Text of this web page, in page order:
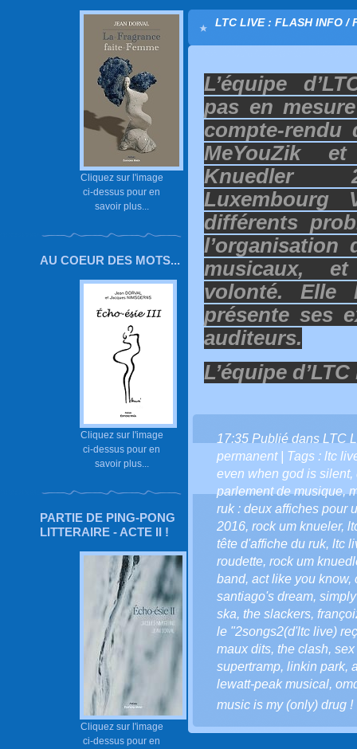
Cliquez sur l'image
ci-dessus pour en
savoir plus...
AU COEUR DES MOTS...
Cliquez sur l'image
ci-dessus pour en
savoir plus...
PARTIE DE PING-PONG
LITTERAIRE - ACTE II !
Cliquez sur l'image
ci-dessus pour en
LTC LIVE : FLASH INFO /
L’équipe
pas en
compte-rendu
MeYouZik
Knuedler
différents
l’organisation
musicaux,
volonté. Elle
présente ses
auditeurs.
L’équipe
17:35 Publié dans LTC
permanent| Tags : ltc
even when god is silent,
parlement de musique,
ruk : deux affiches pour
2016, rock um knueler,
tête d'affiche du ruk, ltc
roudette, rock um
band, act like you know,
santiago's dream,
ska, the slackers,
le "2songs2(d'ltc live)
maux dits, the clash,
supertramp, linkin park,
lewatt-peak musical,
music is my (only) drug !